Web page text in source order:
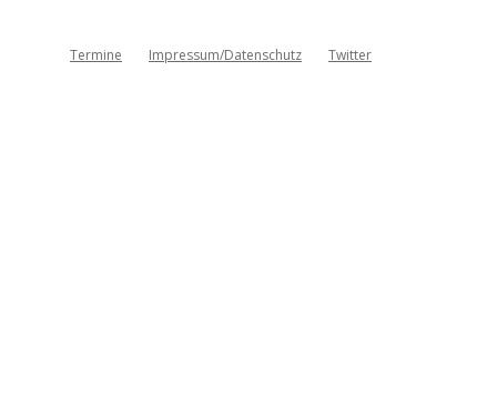
Termine Impressum/Datenschutz Twitter